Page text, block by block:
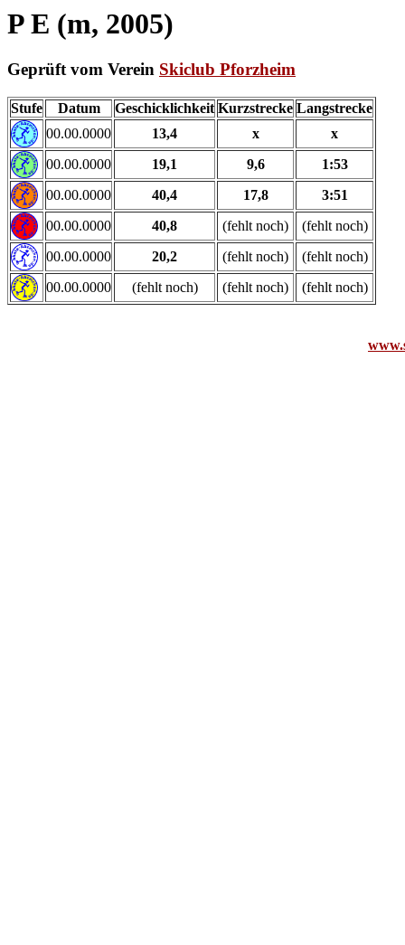
P E (m, 2005)
Geprüft vom Verein Skiclub Pforzheim
Stufe Datum Geschicklichkeit Kurzstrecke Langstrecke
00.00.0000
13,4 x
x
00.00.0000
19,1 9,6
1:53
00.00.0000
40,4 17,8
3:51
00.00.0000
40,8 (fehlt noch)
(fehlt noch)
00.00.0000
20,2 (fehlt noch)
(fehlt noch)
00.00.0000
(fehlt noch) (fehlt noch) (fehlt noch)